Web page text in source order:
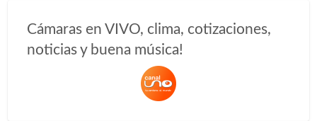
Cámaras en VIVO, clima, cotizaciones,
noticias y buena música!